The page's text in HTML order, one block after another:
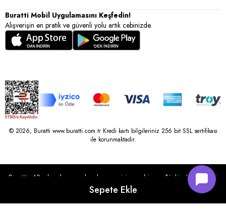
Buratti Mobil Uygulamasını Keşfedin!
Alışverişin en pratik ve güvenli yolu artık cebinizde.
© 2026, Buratti www.buratti.com.tr Kredi kartı bilgileriniz 256 bit SSL sertifikası
ile korunmaktadır.
Buratti, 40 yılı aşkın perakende geçmişine sahip ve Türkiye’nin çeşitli
illerinde 22 şubesi bulunan Çetin Family Mağazacılık tarafından
kurulmuştur.